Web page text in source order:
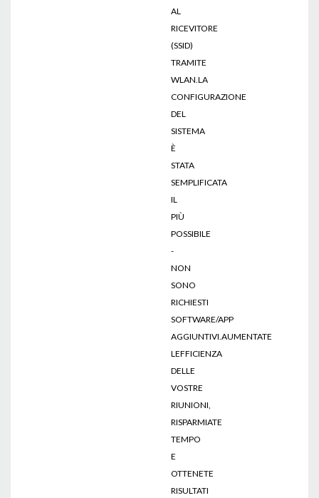
AL
RICEVITORE
(SSID)
TRAMITE
WLAN.LA
CONFIGURAZIONE
DEL
SISTEMA
È
STATA
SEMPLIFICATA
IL
PIÙ
POSSIBILE
-
NON
SONO
RICHIESTI
SOFTWARE/APP
AGGIUNTIVI.AUMENTATE
LEFFICIENZA
DELLE
VOSTRE
RIUNIONI,
RISPARMIATE
TEMPO
E
OTTENETE
RISULTATI